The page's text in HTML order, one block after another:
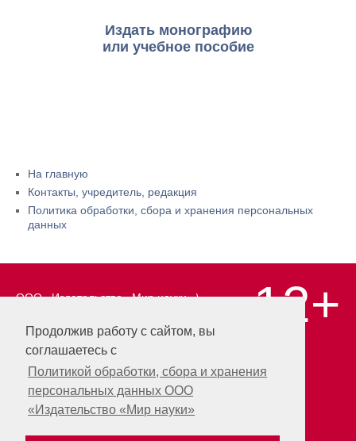
Продолжив работу с сайтом, вы
соглашаетесь с
Политикой обработки, сбора и хранения
персональных данных ООО
«Издательство «Мир науки»
Издать монографию
или учебное пособие
На главную
Контакты, учредитель, редакция
Политика обработки, сбора и хранения персональных
данных
ООО «Издательство «Мир науки» \
LLC Материалы, размещенные на сайте,
охраняются Законом о защите авторских
прав. Публикация любых материалов
этого сайта запрещена без
предварительного согласования с
издательством. Авторские права на
размещенные на сайте научные
12+